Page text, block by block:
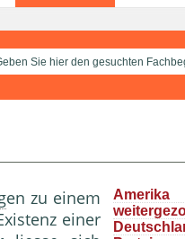
en zu einem
einer